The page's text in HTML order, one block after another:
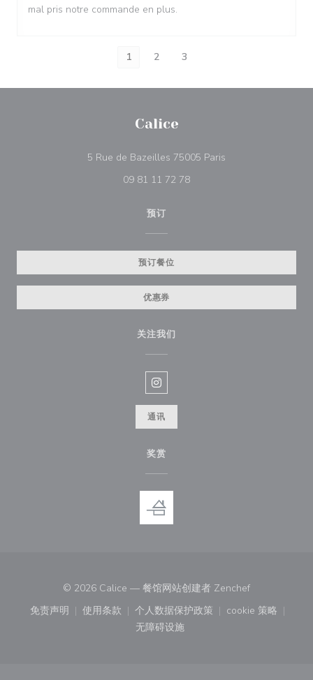
mal pris notre commande en plus.
1 2 3
Calice
5 Rue de Bazeilles 75005 Paris
09 81 11 72 78
预订
预订餐位
优惠券
关注我们
Instagram ((在新窗口中打开))
通讯
奖赏
© 2026 Calice — 餐馆网站创建者 Zenchef((在新窗口中
免责声明
((在新窗口中打开))
使用条款
((在新窗口中打开))
个人数据保护政策
((在新窗口中打开))
cookie 策略
((在新窗口
无障碍设施
((在新窗口中打开))